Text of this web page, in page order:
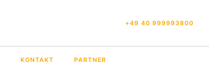
+49 40 999993800
KONTAKT PARTNER